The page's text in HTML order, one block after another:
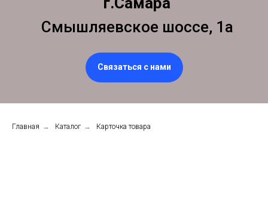
Смышляевское шоссе, 1а
Связаться с нами
Главная → Каталог → Карточка товара